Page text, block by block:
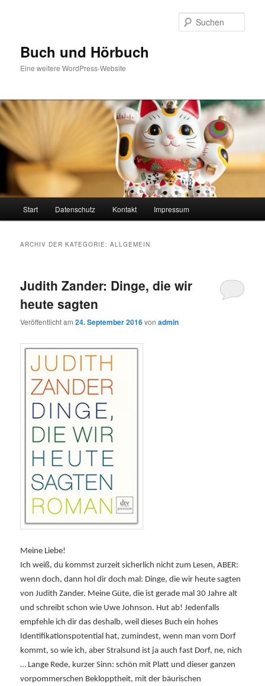
Buch und Hörbuch
Eine weitere WordPress-Website
Start Datenschutz Kontakt Impressum
ARCHIV DER KATEGORIE:ALLGEMEIN
Judith Zander: Dinge, die wir
heute sagten
Veröffentlicht am24. September 2016vonadmin
Meine Liebe!
Ich weiß, du kommst zurzeit sicherlich nicht zum Lesen, ABER:
wenn doch, dann hol dir doch mal: Dinge, die wir heute sagten
von Judith Zander. Meine Güte, die ist gerade mal 30 Jahre alt
und schreibt schon wie Uwe Johnson. Hut ab! Jedenfalls
empfehle ich dir das deshalb, weil dieses Buch ein hohes
Identifikationspotential hat, zumindest, wenn man vom Dorf
kommt, so wie ich, aber Stralsund ist ja auch fast Dorf, ne, nich
… Lange Rede, kurzer Sinn: schön mit Platt und dieser ganzen
vorpommerschen Beklopptheit, mit der bäurischen